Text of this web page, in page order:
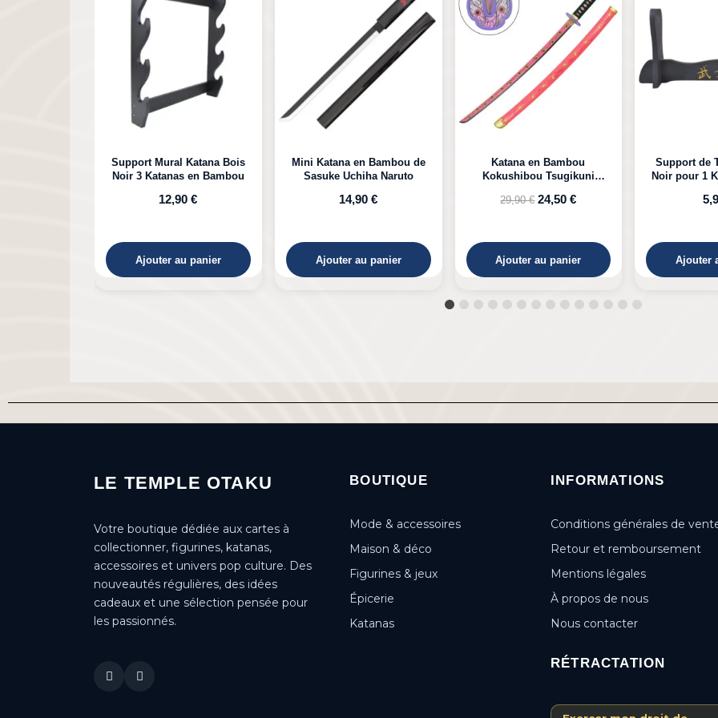
Mini Katana en Bambou de
Sasuke Uchiha Naruto
14,90 €
Ajouter au panier
Katana en Bambou
Kokushibou Tsugikuni
29,90 € 24,50 €
Ajouter au panier
Support de Table en Bois
Noir pour 1 Katana à Poser
5,99 €
Ajouter au panier
Katana LED
Kyojuro
Ajouter
LE TEMPLE OTAKU
Votre boutique dédiée aux cartes à
collectionner, figurines, katanas,
accessoires et univers pop culture. Des
nouveautés régulières, des idées
cadeaux et une sélection pensée pour
les passionnés.
BOUTIQUE
Mode & accessoires
Maison & déco
Figurines & jeux
Épicerie
Katanas
INFORMATIONS
Conditions générales de
Retour et remboursement
Mentions légales
À propos de nous
Nous contacter
RÉTRACTATION